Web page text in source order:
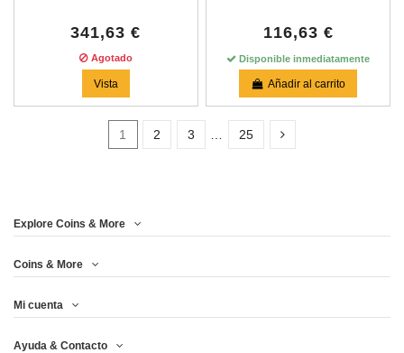
341,63 €
Agotado
Vista
116,63 €
Disponible inmediatamente
Añadir al carrito
1 2 3 25
In stock 22
Price
Año
Explore Coins & More
Coins & More
Mi cuenta
Ayuda & Contacto